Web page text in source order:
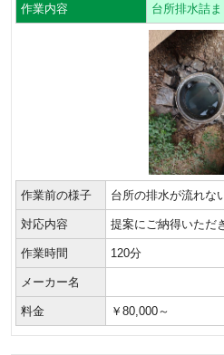
作業内容 台所排水詰
作業前の様子 台所の排水が流れな
対応内容 提案にご納得いただ
作業時間 120分
メーカー名
料金 ￥80,000～